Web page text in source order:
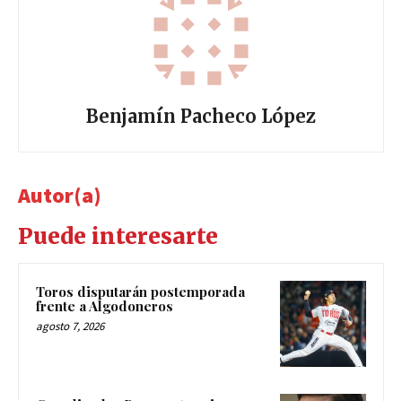
Benjamín Pacheco López
Autor(a)
Puede interesarte
Toros disputarán postemporada
frente a Algodoneros
agosto 7, 2026